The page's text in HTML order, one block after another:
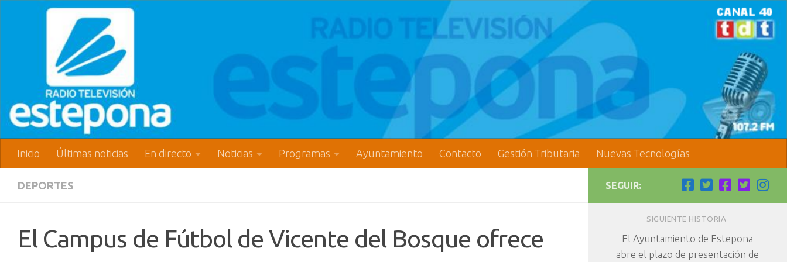
Inicio Últimas noticias En directo Noticias Programas Ayuntamiento Contacto Gestión Tributaria Nuevas Tecnologías
DEPORTES
El Campus de Fútbol de Vicente del Bosque ofrece
SEGUIR:
SIGUIENTE HISTORIA
El Ayuntamiento de Estepona
abre el plazo de presentación de